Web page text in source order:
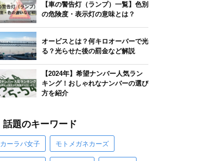
【車の警告灯（ランプ）一覧】色別
の危険度・表示灯の意味とは？
オービスとは？何キロオーバーで光
る？光らせた後の罰金など解説
【2024年】希望ナンバー人気ラン
キング！おしゃれなナンバーの選び
方を紹介
話題のキーワード
カーラバ女子 モトメガネカーズ